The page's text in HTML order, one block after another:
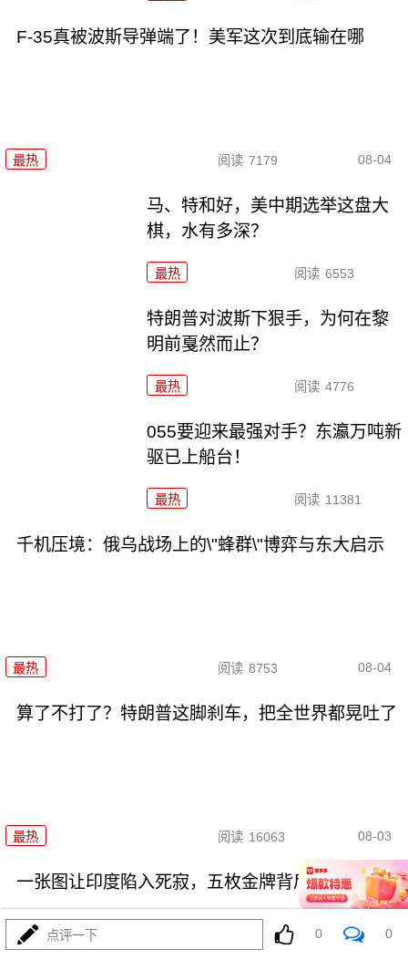
F-35真被波斯导弹端了！美军这次到底输在哪
最热 阅读 7179 08-04
马、特和好，美中期选举这盘大
棋，水有多深？
最热 阅读 6553
特朗普对波斯下狠手，为何在黎
明前戛然而止？
最热 阅读 4776
055要迎来最强对手？东瀛万吨新
驱已上船台！
最热 阅读 11381
千机压境：俄乌战场上的\"蜂群\"博弈与东大启示
最热 阅读 8753 08-04
算了不打了？特朗普这脚刹车，把全世界都晃吐了
最热 阅读 16063 08-03
一张图让印度陷入死寂，五枚金牌背后的终极真相
点评一下 0 0